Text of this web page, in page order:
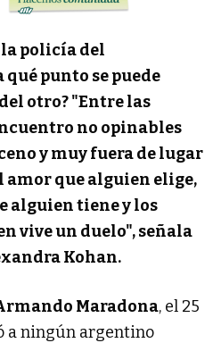
policía del
punto se puede
otro? "Entre las
no opinables
y muy fuera de lugar
amor que alguien elige,
alguien tiene y los
vive un duelo", señala
Kohan.
Maradona, el 25
a ningún argentino